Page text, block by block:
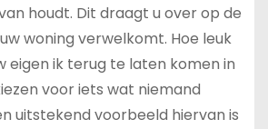
houdt. Dit draagt u over op de
woning verwelkomt. Hoe leuk
eigen ik terug te laten komen in
voor iets wat niemand
uitstekend voorbeeld hiervan is